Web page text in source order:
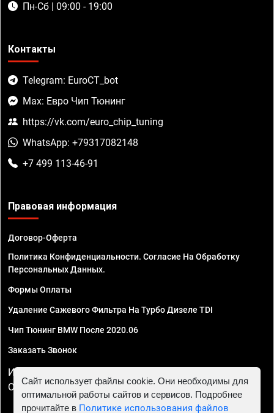
Пн-Сб | 09:00 - 19:00
Контакты
Telegram: EuroCT_bot
Max: Евро Чип Тюнинг
https://vk.com/euro_chip_tuning
WhatsApp: +79317082148
+7 499 113-46-91
Правовая информация
Договор-Оферта
Политика Конфиденциальности. Согласие На Обработку
Персональных Данных.
Формы Оплаты
Удаление Сажевого Фильтра На Турбо Дизеле TDI
Чип Тюнинг BMW После 2020.06
Заказать Звонок
ИП Смирнов Георгий Павлович. ИНН 781302555843,
ОГРНИП 324470400032610
Сайт использует файлы cookie. Они необходимы для
оптимальной работы сайтов и сервисов. Подробнее
прочитайте в Политике использования файлов